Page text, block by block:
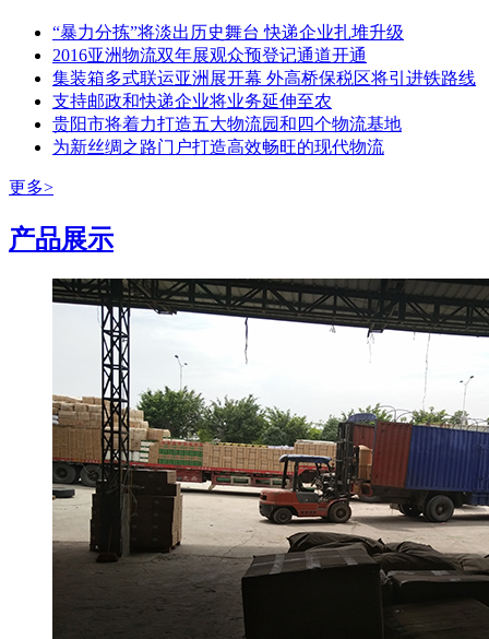
“暴力分拣”将淡出历史舞台 快递企业扎堆升级
2016亚洲物流双年展观众预登记通道开通
集装箱多式联运亚洲展开幕 外高桥保税区将引进铁路线
支持邮政和快递企业将业务延伸至农
贵阳市将着力打造五大物流园和四个物流基地
为新丝绸之路门户打造高效畅旺的现代物流
更多>
产品展示